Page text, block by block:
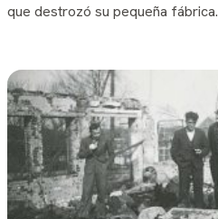
que destrozó su pequeña fábrica.